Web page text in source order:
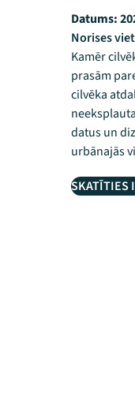
Datums:
Norises
Kamēr
prasām
cilvēka
datus un
urbānajās
SKATĪTIES